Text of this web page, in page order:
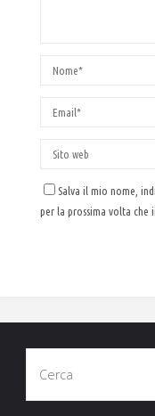
Salva il mio nome,
per la prossima volta che